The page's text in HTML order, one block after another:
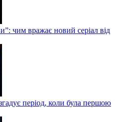
чим вражає новий серіал від
період, коли була першою